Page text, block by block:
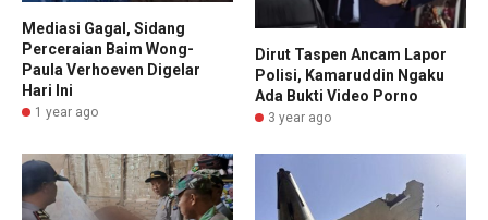
Mediasi Gagal, Sidang
Perceraian Baim Wong-
Paula Verhoeven Digelar
Hari Ini
1 year ago
Dirut Taspen Ancam Lapor
Polisi, Kamaruddin Ngaku
Ada Bukti Video Porno
3 year ago